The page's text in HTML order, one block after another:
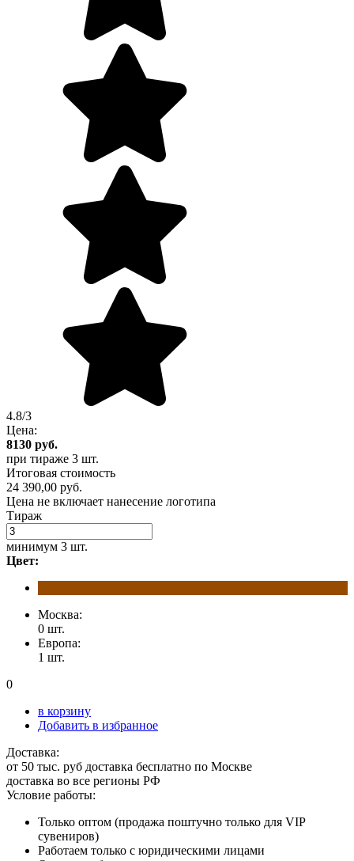
4.8/3
Цена:
8130 руб.
при тираже 3 шт.
Итоговая стоимость
24 390,00 руб.
Цена не включает нанесение логотипа
Тираж
минимум 3 шт.
Цвет:
Москва:
0 шт.
Европа:
1 шт.
0
в корзину
Добавить в избранное
Доставка:
от 50 тыс. руб доставка бесплатно по Москве
доставка во все регионы РФ
Условие работы:
Только оптом (продажа поштучно только для VIP
сувениров)
Работаем только с юридическими лицами